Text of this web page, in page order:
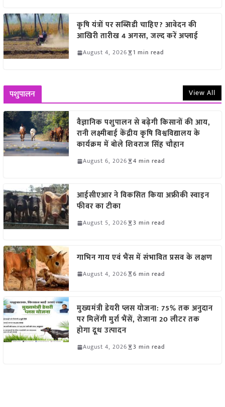
कृषि यंत्रों पर सब्सिडी चाहिए? आवेदन की
आखिरी तारीख 4 अगस्त, जल्द करें अप्लाई
August 4, 2026 1 min read
पशुपालन View All
वैज्ञानिक पशुपालन से बढ़ेगी किसानों की आय,
रानी लक्ष्मीबाई केंद्रीय कृषि विश्वविद्यालय के
कार्यक्रम में बोले शिवराज सिंह चौहान
August 6, 2026 4 min read
आईसीएआर ने विकसित किया अफ्रीकी स्वाइन
फीवर का टीका
August 5, 2026 3 min read
गाभिन गाय एवं भैंस में संभावित प्रसव के लक्षण
August 4, 2026 6 min read
मुख्यमंत्री डेयरी प्लस योजना: 75% तक अनुदान
पर मिलेंगी मुर्रा भैंसें, रोजाना 20 लीटर तक
होगा दूध उत्पादन
August 4, 2026 3 min read